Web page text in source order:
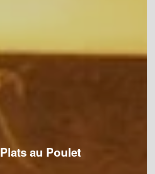
Plats au Poulet